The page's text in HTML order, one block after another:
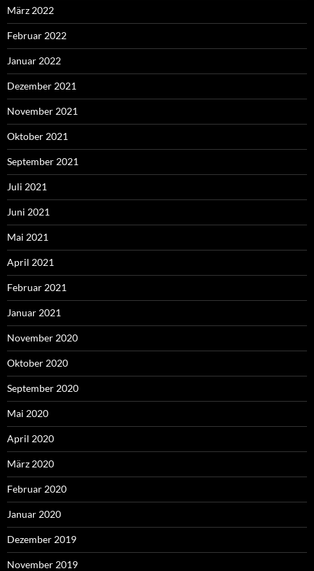
März 2022
Februar 2022
Januar 2022
Dezember 2021
November 2021
Oktober 2021
September 2021
Juli 2021
Juni 2021
Mai 2021
April 2021
Februar 2021
Januar 2021
November 2020
Oktober 2020
September 2020
Mai 2020
April 2020
März 2020
Februar 2020
Januar 2020
Dezember 2019
November 2019